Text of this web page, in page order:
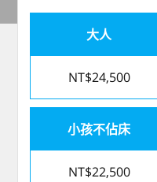
大人
NT$24,500
小孩不佔床
NT$22,500